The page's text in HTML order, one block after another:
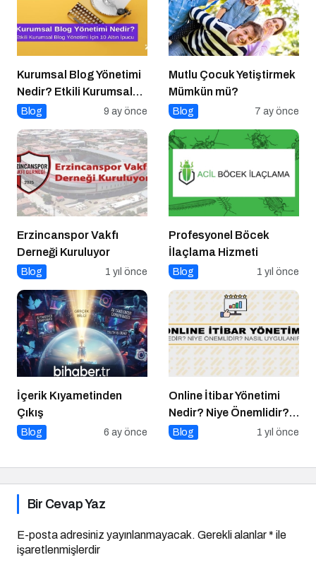
Kurumsal Blog Yönetimi
Nedir? Etkili Kurumsal
Blog Yönetimi için 10
Blog 9 ay önce
Mutlu Çocuk Yetiştirmek
Mümkün mü?
Blog 7 ay önce
Erzincanspor Vakfı
Derneği Kuruluyor
Blog 1 yıl önce
Profesyonel Böcek
İlaçlama Hizmeti
Blog 1 yıl önce
İçerik Kıyametinden
Çıkış
Blog 6 ay önce
Online İtibar Yönetimi
Nedir? Niye Önemlidir?
Online İtibar Yönetimi
Blog 1 yıl önce
Bir Cevap Yaz
E-posta adresiniz yayınlanmayacak. Gerekli alanlar* ile
işaretlenmişlerdir